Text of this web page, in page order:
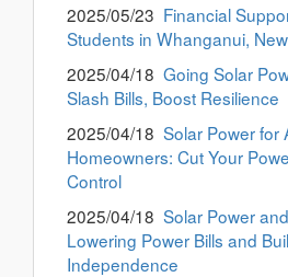
2025/05/23 Financial
Students in Whanganui,
2025/04/18 Going Solar
Slash Bills, Boost Resilience
2025/04/18 Solar Power for
Homeowners: Cut Your
Control
2025/04/18 Solar Power
Lowering Power Bills and
Independence